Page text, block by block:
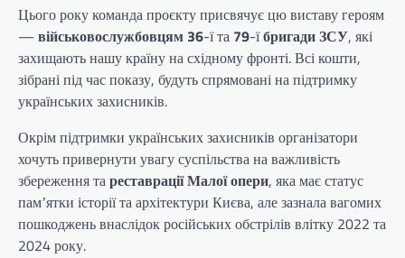
Цього року команда проєкту присвячує цю виставу героям
— військовослужбовцям 36-ї та 79-їбригади ЗСУ, які
захищають нашу країну на східному фронті. Всі кошти,
зібрані під час показу, будуть спрямовані на підтримку
українських захисників.
Окрім підтримки українських захисників організатори
хочуть привернути увагу суспільства на важливість
збереження тареставрації Малої опери, яка має статус
памʼятки історії та архітектури Києва, але зазнала вагомих
пошкоджень внаслідок російських обстрілів влітку 2022 та
2024 року.